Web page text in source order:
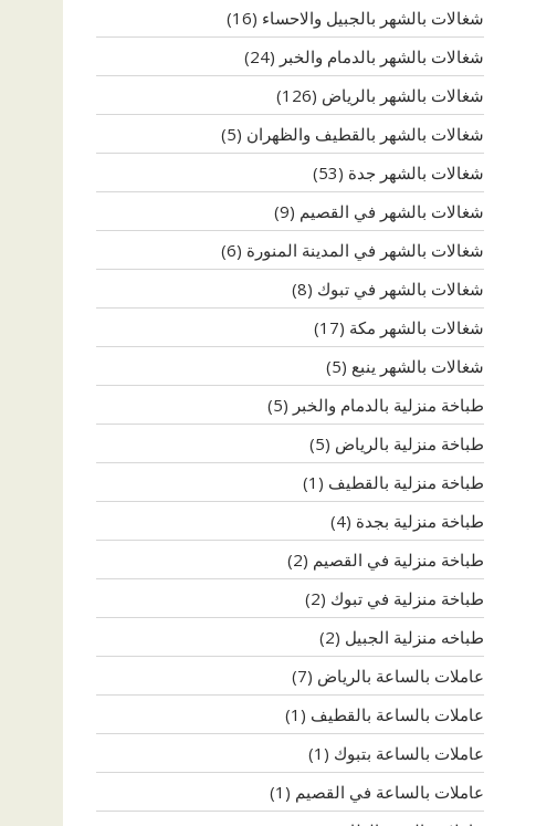
شغالات بالشهر بالجبيل والاحساء (16)
شغالات بالشهر بالدمام والخبر (24)
شغالات بالشهر بالرياض (126)
شغالات بالشهر بالقطيف والظهران (5)
شغالات بالشهر جدة (53)
شغالات بالشهر في القصيم (9)
شغالات بالشهر في المدينة المنورة (6)
شغالات بالشهر في تبوك (8)
شغالات بالشهر مكة (17)
شغالات بالشهر ينبع (5)
طباخة منزلية بالدمام والخبر (5)
طباخة منزلية بالرياض (5)
طباخة منزلية بالقطيف (1)
طباخة منزلية بجدة (4)
طباخة منزلية في القصيم (2)
طباخة منزلية في تبوك (2)
طباخه منزلية الجبيل (2)
عاملات بالساعة بالرياض (7)
عاملات بالساعة بالقطيف (1)
عاملات بالساعة بتبوك (1)
عاملات بالساعة في القصيم (1)